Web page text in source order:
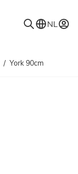
NL
/ York 90cm